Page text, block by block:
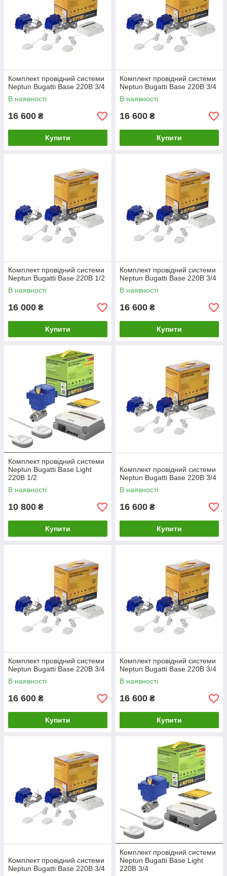
Комплект провідний системи
Neptun Bugatti Base 220B 3/4
В наявності
16 600 ₴
Купити
Комплект провідний системи
Neptun Bugatti Base 220B 3/4
В наявності
16 600 ₴
Купити
Комплект провідний системи
Neptun Bugatti Base 220B 1/2
В наявності
16 000 ₴
Купити
Комплект провідний системи
Neptun Bugatti Base 220B 3/4
В наявності
16 600 ₴
Купити
Комплект провідний системи
Neptun Bugatti Base Light
220В 1/2
В наявності
10 800 ₴
Купити
Комплект провідний системи
Neptun Bugatti Base 220B 3/4
В наявності
16 600 ₴
Купити
Комплект провідний системи
Neptun Bugatti Base 220B 3/4
В наявності
16 600 ₴
Купити
Комплект провідний системи
Neptun Bugatti Base 220B 3/4
В наявності
16 600 ₴
Купити
Комплект провідний системи
Neptun Bugatti Base 220B 3/4
Комплект провідний системи
Neptun Bugatti Base Light
220В 3/4